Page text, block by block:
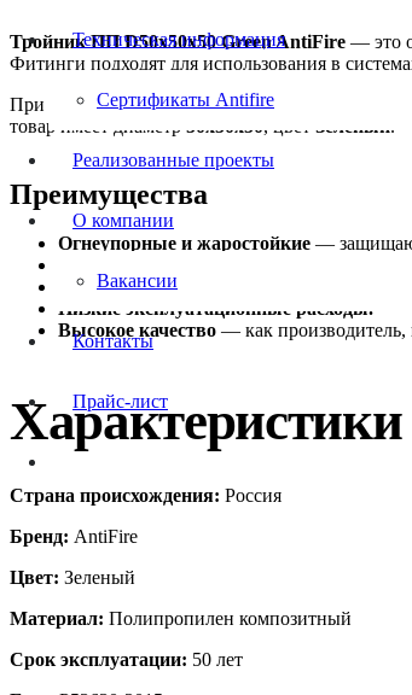
Техническая информация
Сертификаты Antifire
Реализованные проекты
О компании
Вакансии
Контакты
Прайс-лист
Тройник ПП D50х50х50 Green AntiFire — это
Фитинги подходят для использования в
При выборе противопожарного фитинга для
товар имеет диаметр 50х50х50, цвет Зеленый.
Преимущества
Огнеупорные и жаростойкие —
— срок эксплуатации до
Лёгкость установки
— простой монтаж,
Низкие эксплуатационные расходы.
Высокое качество — как
Характеристики
Страна происхождения: Россия
Бренд: AntiFire
Цвет: Зеленый
Материал: Полипропилен композитный
Срок эксплуатации: 50 лет